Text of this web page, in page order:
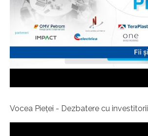
Vocea Pieței - Dezbatere cu investitorii